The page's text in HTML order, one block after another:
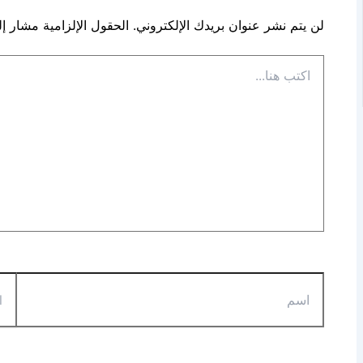
لن يتم نشر عنوان بريدك الإلكتروني. الحقول الإلزامية مشار